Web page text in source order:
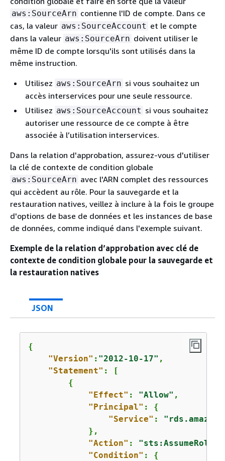
aws:SourceArn contienne l'ID de compte. Dans ce
cas, la valeur aws:SourceAccount et le compte
dans la valeur aws:SourceArn doivent utiliser le
même ID de compte lorsqu'ils sont utilisés dans la
même instruction.
Utilisez aws:SourceArn si vous souhaitez un
accès interservices pour une seule ressource.
Utilisez aws:SourceAccount si vous souhaitez
autoriser une ressource de ce compte à être
associée à l’utilisation interservices.
Dans la relation d'approbation, assurez-vous d'utiliser
la clé de contexte de condition globale
aws:SourceArn avec l'ARN complet des ressources
qui accèdent au rôle. Pour la sauvegarde et la
restauration natives, veillez à inclure à la fois le groupe
d'options de base de données et les instances de base
de données, comme indiqué dans l'exemple suivant.
Exemple de la relation d’approbation avec clé de
contexte de condition globale pour la sauvegarde et
la restauration natives
JSON
{
"Version" : "2012-10-17" ,
"Statement" : [
{
"Effect" : "Allow" ,
"Principal" : {
"Service" :
            },
"Action" : "sts:AssumeRole"
"Condition" : {